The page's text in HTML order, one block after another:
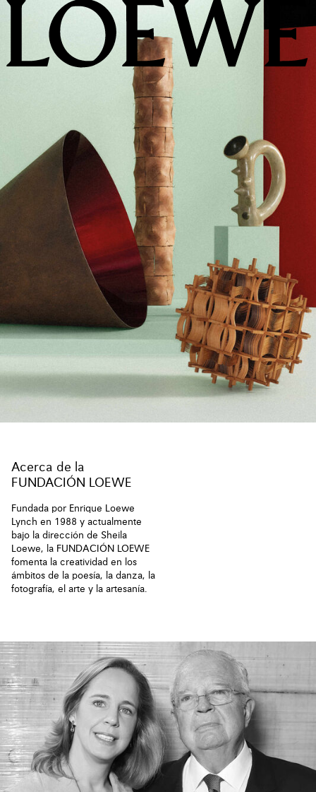
LOEWE
Acerca de la
FUNDACIÓN LOEWE
Fundada por Enrique Loewe
Lynch en 1988 y actualmente
bajo la dirección de Sheila
Loewe, la FUNDACIÓN LOEWE
fomenta la creatividad en los
ámbitos de la poesía, la danza, la
fotografía, el arte y la artesanía.